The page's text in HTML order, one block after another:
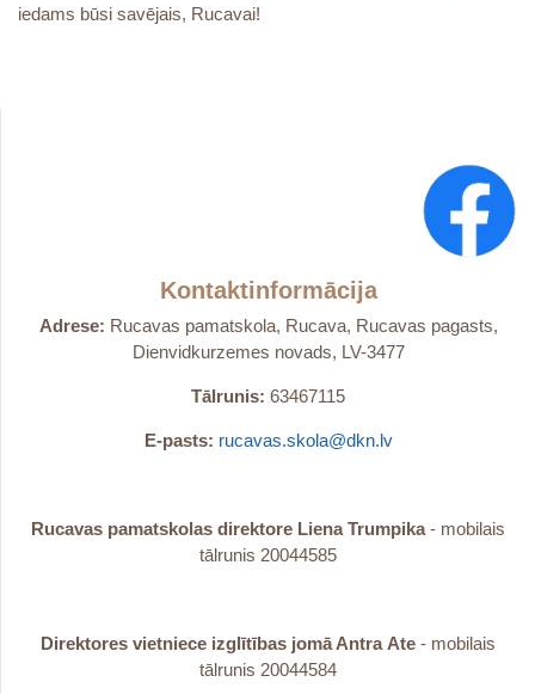
iedams būsi savējais, Rucavai!
Kontaktinformācija
Adrese: Rucavas pamatskola, Rucava, Rucavas pagasts,
Dienvidkurzemes novads, LV-3477
Tālrunis: 63467115
E-pasts: rucavas.skola@dkn.lv
Rucavas pamatskolas direktore Liena Trumpika- mobilais
tālrunis 20044585
Direktores vietniece izglītības jomā Antra Ate - mobilais
tālrunis 20044584